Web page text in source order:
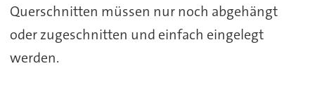
Querschnitten müssen nur noch abgehängt
oder zugeschnitten und einfach eingelegt
werden.